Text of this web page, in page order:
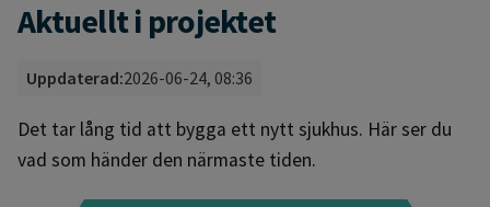
Aktuellt i projektet
Uppdaterad:2026-06-24, 08:36
Det tar lång tid att bygga ett nytt sjukhus. Här ser du
vad som händer den närmaste tiden.